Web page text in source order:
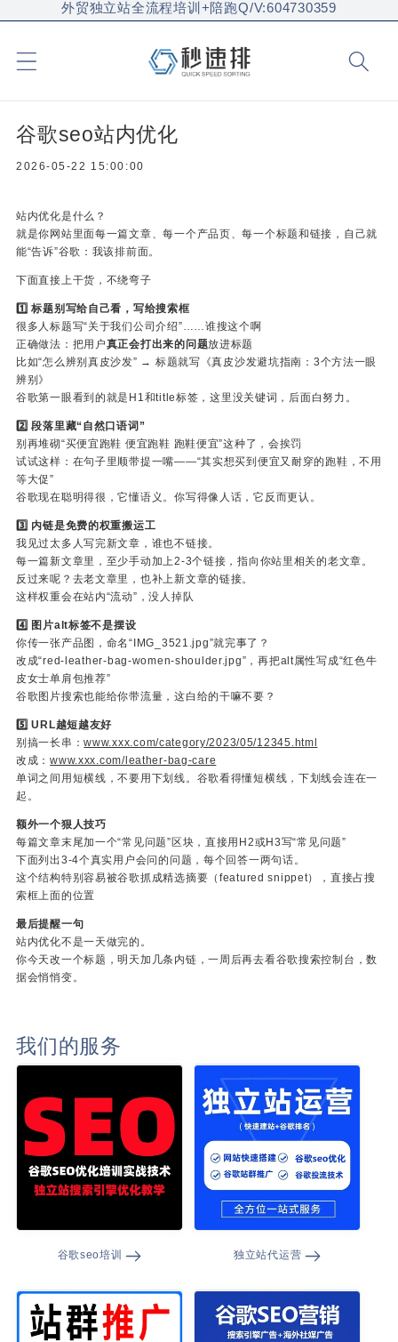
外贸独立站全流程培训+陪跑Q/V:604730359
谷歌seo站内优化
2026-05-22 15:00:00
站内优化是什么？
就是你网站里面每一篇文章、每一个产品页、每一个标题和链接，自己就
能“告诉”谷歌：我该排前面。
下面直接上干货，不绕弯子
1️⃣ 标题别写给自己看，写给搜索框
很多人标题写“关于我们公司介绍”……谁搜这个啊
正确做法：把用户真正会打出来的问题放进标题
比如“怎么辨别真皮沙发” → 标题就写《真皮沙发避坑指南：3个方法一眼
辨别》
谷歌第一眼看到的就是H1和title标签，这里没关键词，后面白努力。
2️⃣ 段落里藏“自然口语词”
别再堆砌“买便宜跑鞋 便宜跑鞋 跑鞋便宜”这种了，会挨罚
试试这样：在句子里顺带提一嘴——“其实想买到便宜又耐穿的跑鞋，不用
等大促”
谷歌现在聪明得很，它懂语义。你写得像人话，它反而更认。
3️⃣ 内链是免费的权重搬运工
我见过太多人写完新文章，谁也不链接。
每一篇新文章里，至少手动加上2-3个链接，指向你站里相关的老文章。
反过来呢？去老文章里，也补上新文章的链接。
这样权重会在站内“流动”，没人掉队
4️⃣ 图片alt标签不是摆设
你传一张产品图，命名“IMG_3521.jpg”就完事了？
改成“red-leather-bag-women-shoulder.jpg”，再把alt属性写成“红色牛
皮女士单肩包推荐”
谷歌图片搜索也能给你带流量，这白给的干嘛不要？
5️⃣ URL越短越友好
别搞一长串：www.xxx.com/category/2023/05/12345.html
改成：www.xxx.com/leather-bag-care
单词之间用短横线，不要用下划线。谷歌看得懂短横线，下划线会连在一
起。
额外一个狠人技巧
每篇文章末尾加一个“常见问题”区块，直接用H2或H3写“常见问题”
下面列出3-4个真实用户会问的问题，每个回答一两句话。
这个结构特别容易被谷歌抓成精选摘要（featured snippet），直接占搜
索框上面的位置
最后提醒一句
站内优化不是一天做完的。
你今天改一个标题，明天加几条内链，一周后再去看谷歌搜索控制台，数
据会悄悄变。
我们的服务
谷歌seo培训 独立站代运营